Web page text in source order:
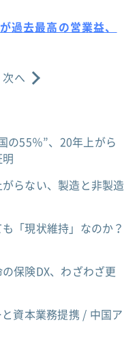
過去最高の営業益、
次へ
の55％”、20年上がら
らない、製造と非製造
「現状維持」なのか？
保険DX、わざわざ更
資本業務提携 / 中国ア